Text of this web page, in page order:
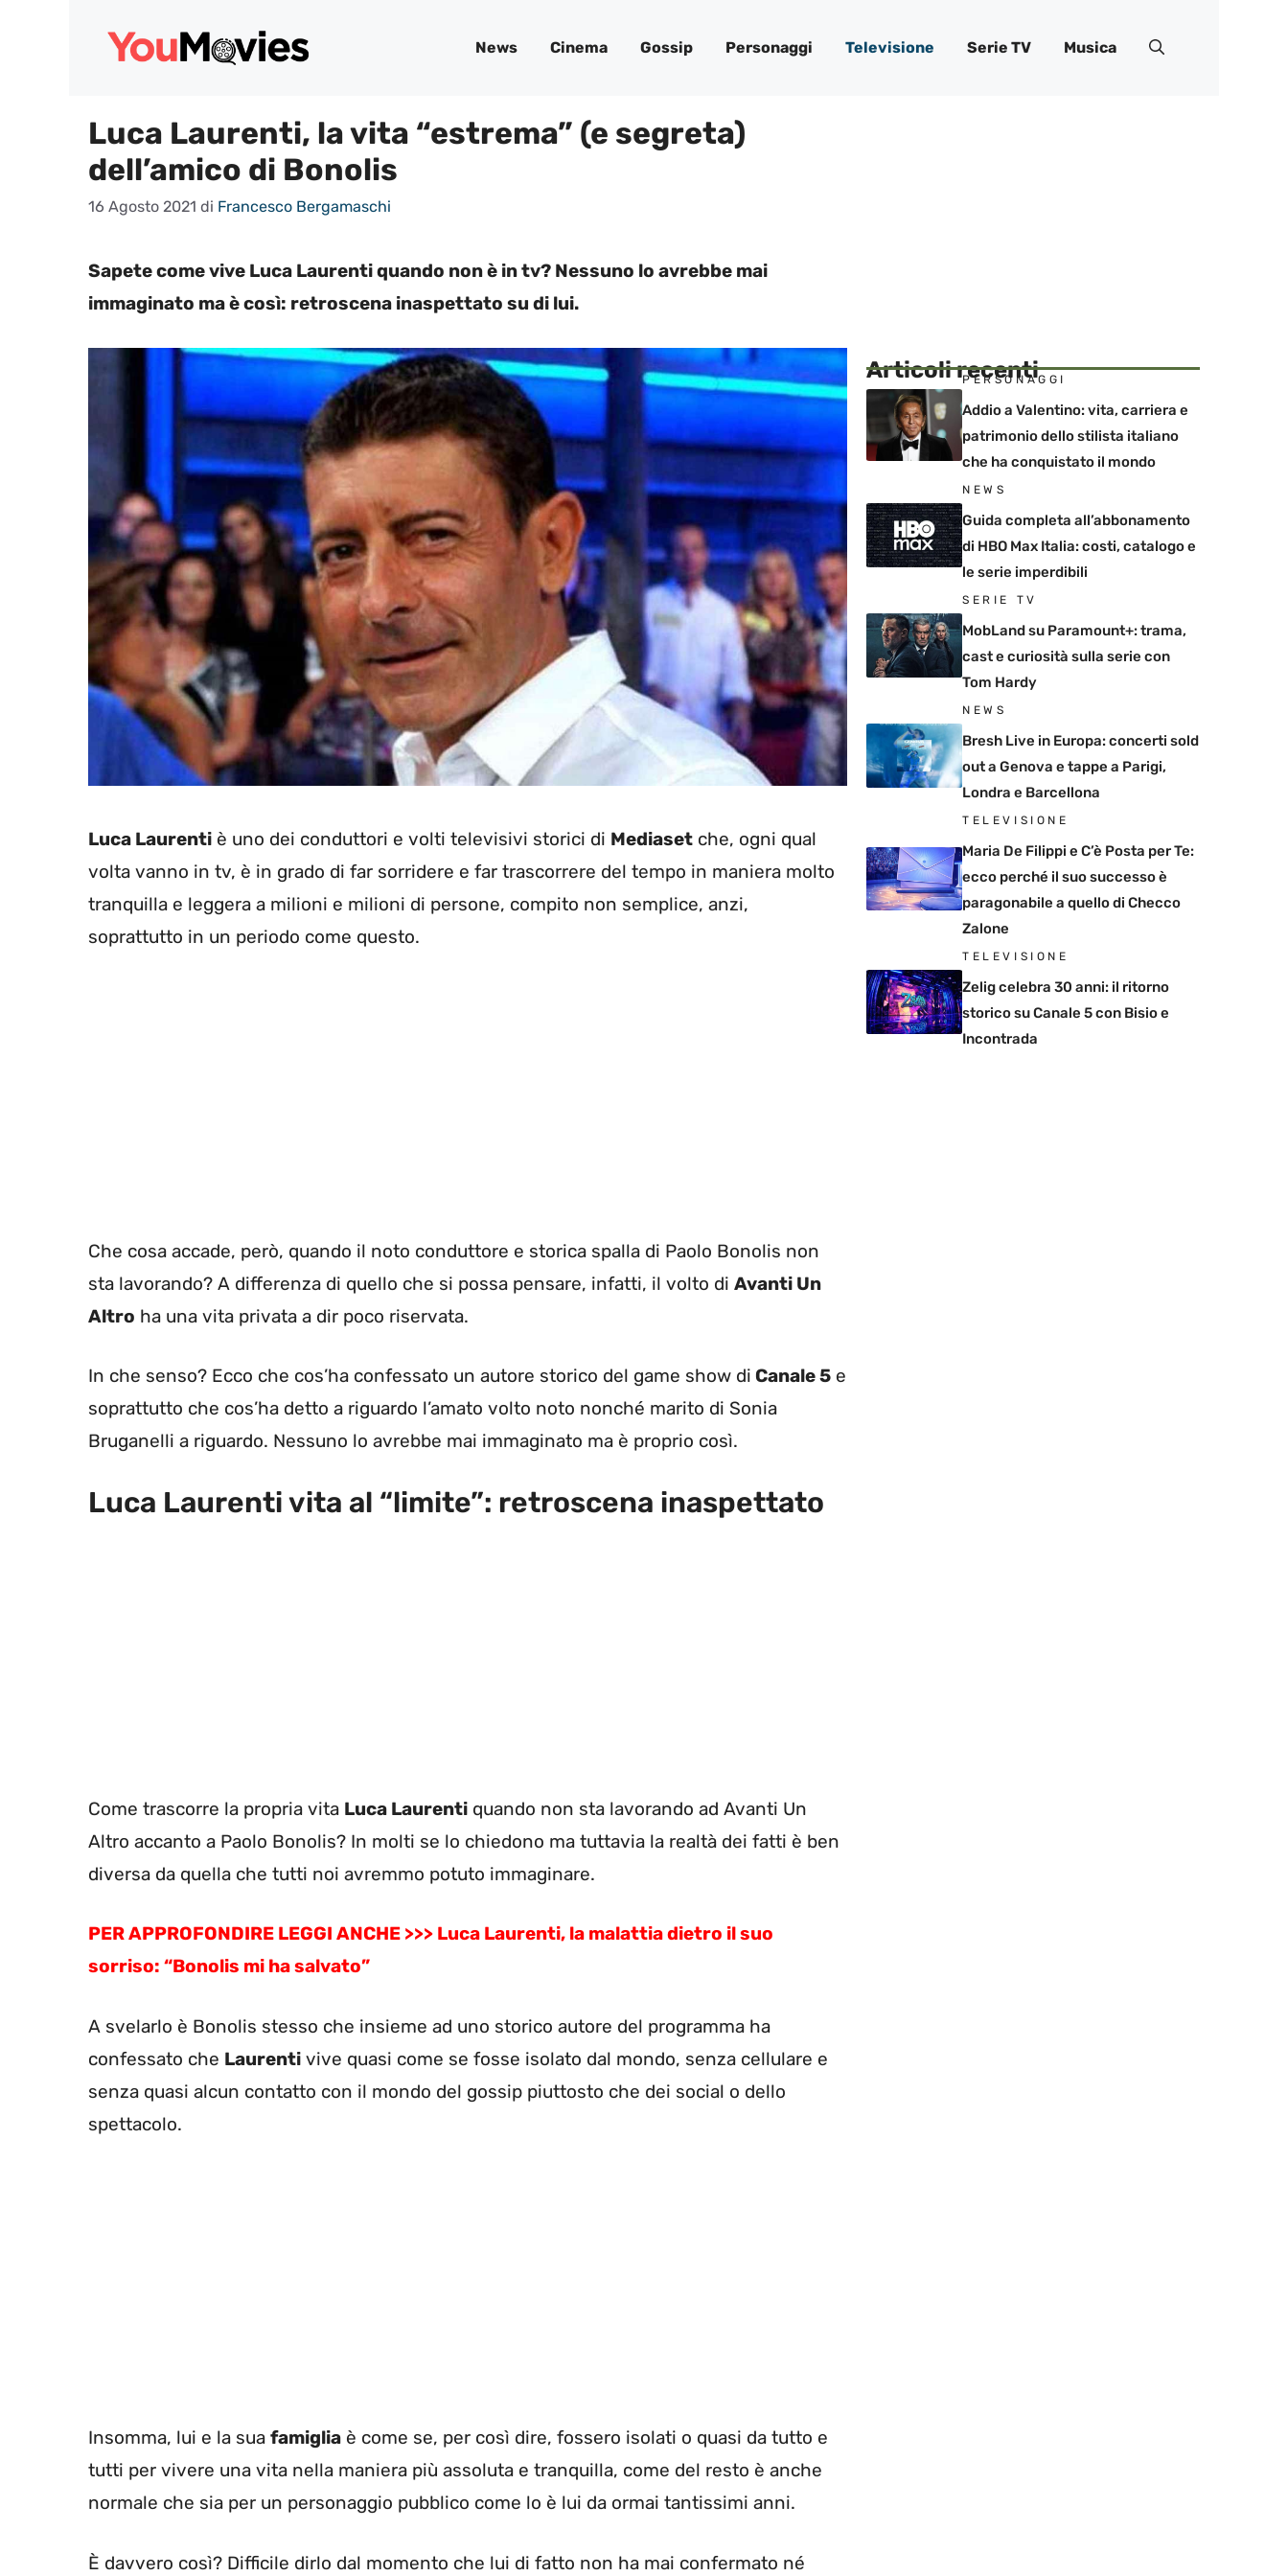
News Cinema Gossip Personaggi Televisione Serie TV Musica
Luca Laurenti, la vita “estrema” (e segreta)
dell’amico di Bonolis
16 Agosto 2021 di Francesco Bergamaschi
Sapete come vive Luca Laurenti quando non è in tv? Nessuno lo avrebbe mai
immaginato ma è così: retroscena inaspettato su di lui.
Luca Laurenti è uno dei conduttori e volti televisivi storici di Mediaset che, ogni qual
volta vanno in tv, è in grado di far sorridere e far trascorrere del tempo in maniera molto
tranquilla e leggera a milioni e milioni di persone, compito non semplice, anzi,
soprattutto in un periodo come questo.
Che cosa accade, però, quando il noto conduttore e storica spalla di Paolo Bonolis non
sta lavorando? A differenza di quello che si possa pensare, infatti, il volto di Avanti Un
Altro ha una vita privata a dir poco riservata.
In che senso? Ecco che cos’ha confessato un autore storico del game show di Canale 5 e
soprattutto che cos’ha detto a riguardo l’amato volto noto nonché marito di Sonia
Bruganelli a riguardo. Nessuno lo avrebbe mai immaginato ma è proprio così.
Luca Laurenti vita al “limite”: retroscena inaspettato
Come trascorre la propria vita Luca Laurenti quando non sta lavorando ad Avanti Un
Altro accanto a Paolo Bonolis? In molti se lo chiedono ma tuttavia la realtà dei fatti è ben
diversa da quella che tutti noi avremmo potuto immaginare.
PER APPROFONDIRE LEGGI ANCHE >>> Luca Laurenti, la malattia dietro il suo
sorriso: “Bonolis mi ha salvato”
A svelarlo è Bonolis stesso che insieme ad uno storico autore del programma ha
confessato che Laurenti vive quasi come se fosse isolato dal mondo, senza cellulare e
senza quasi alcun contatto con il mondo del gossip piuttosto che dei social o dello
spettacolo.
Insomma, lui e la sua famiglia è come se, per così dire, fossero isolati o quasi da tutto e
tutti per vivere una vita nella maniera più assoluta e tranquilla, come del resto è anche
normale che sia per un personaggio pubblico come lo è lui da ormai tantissimi anni.
È davvero così? Difficile dirlo dal momento che lui di fatto non ha mai confermato né
Articoli recenti
PERSONAGGI
Addio a Valentino: vita, carriera e
patrimonio dello stilista italiano
che ha conquistato il mondo
NEWS
Guida completa all’abbonamento
di HBO Max Italia: costi, catalogo e
le serie imperdibili
SERIE TV
MobLand su Paramount+: trama,
cast e curiosità sulla serie con
Tom Hardy
NEWS
Bresh Live in Europa: concerti sold
out a Genova e tappe a Parigi,
Londra e Barcellona
TELEVISIONE
Maria De Filippi e C’è Posta per Te:
ecco perché il suo successo è
paragonabile a quello di Checco
Zalone
TELEVISIONE
Zelig celebra 30 anni: il ritorno
storico su Canale 5 con Bisio e
Incontrada